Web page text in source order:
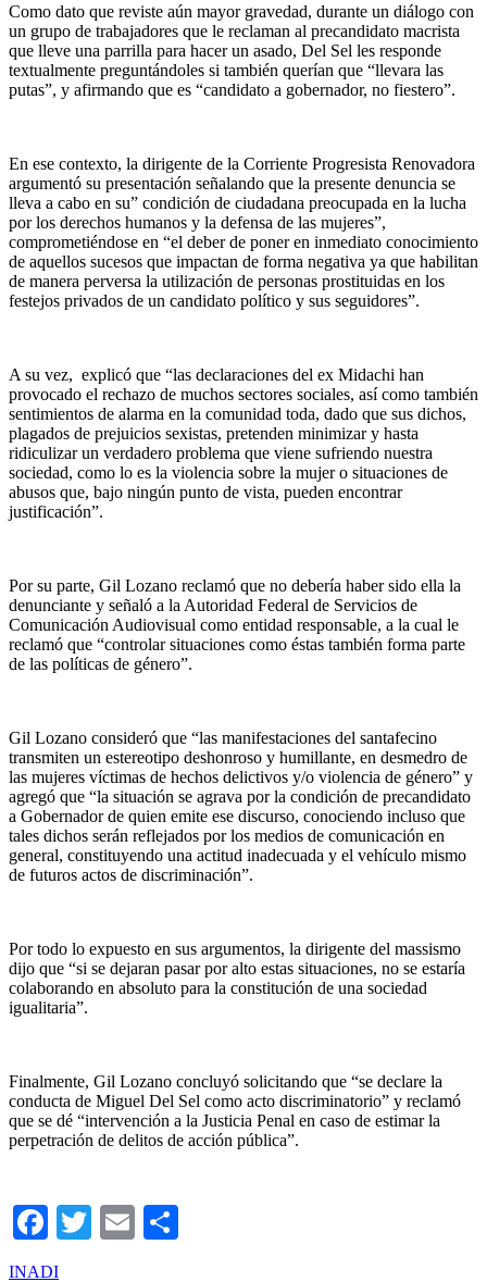
Como dato que reviste aún mayor gravedad, durante un diálogo con
un grupo de trabajadores que le reclaman al precandidato macrista
que lleve una parrilla para hacer un asado, Del Sel les responde
textualmente preguntándoles si también querían que “llevara las
putas”, y afirmando que es “candidato a gobernador, no fiestero”.
En ese contexto, la dirigente de la Corriente Progresista Renovadora
argumentó su presentación señalando que la presente denuncia se
lleva a cabo en su” condición de ciudadana preocupada en la lucha
por los derechos humanos y la defensa de las mujeres”,
comprometiéndose en “el deber de poner en inmediato conocimiento
de aquellos sucesos que impactan de forma negativa ya que habilitan
de manera perversa la utilización de personas prostituidas en los
festejos privados de un candidato político y sus seguidores”.
A su vez, explicó que “las declaraciones del ex Midachi han
provocado el rechazo de muchos sectores sociales, así como también
sentimientos de alarma en la comunidad toda, dado que sus dichos,
plagados de prejuicios sexistas, pretenden minimizar y hasta
ridiculizar un verdadero problema que viene sufriendo nuestra
sociedad, como lo es la violencia sobre la mujer o situaciones de
abusos que, bajo ningún punto de vista, pueden encontrar
justificación”.
Por su parte, Gil Lozano reclamó que no debería haber sido ella la
denunciante y señaló a la Autoridad Federal de Servicios de
Comunicación Audiovisual como entidad responsable, a la cual le
reclamó que “controlar situaciones como éstas también forma parte
de las políticas de género”.
Gil Lozano consideró que “las manifestaciones del santafecino
transmiten un estereotipo deshonroso y humillante, en desmedro de
las mujeres víctimas de hechos delictivos y/o violencia de género” y
agregó que “la situación se agrava por la condición de precandidato
a Gobernador de quien emite ese discurso, conociendo incluso que
tales dichos serán reflejados por los medios de comunicación en
general, constituyendo una actitud inadecuada y el vehículo mismo
de futuros actos de discriminación”.
Por todo lo expuesto en sus argumentos, la dirigente del massismo
dijo que “si se dejaran pasar por alto estas situaciones, no se estaría
colaborando en absoluto para la constitución de una sociedad
igualitaria”.
Finalmente, Gil Lozano concluyó solicitando que “se declare la
conducta de Miguel Del Sel como acto discriminatorio” y reclamó
que se dé “intervención a la Justicia Penal en caso de estimar la
perpetración de delitos de acción pública”.
Facebook
TwitterEmail
INADI